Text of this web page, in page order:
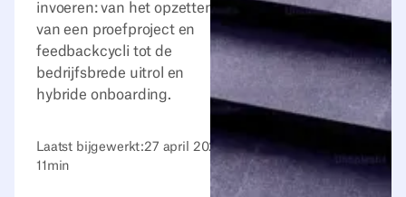
invoeren: van het opzetten
van een proefproject en
feedbackcycli tot de
bedrijfsbrede uitrol en
hybride onboarding.
Laatst bijgewerkt:27 april 2026
11 min